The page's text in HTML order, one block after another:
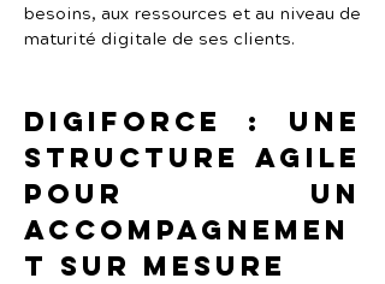
besoins, aux ressources et au niveau de
maturité digitale de ses clients.
Digiforce : une
structure agile
pour un
accompagnemen
t sur mesure